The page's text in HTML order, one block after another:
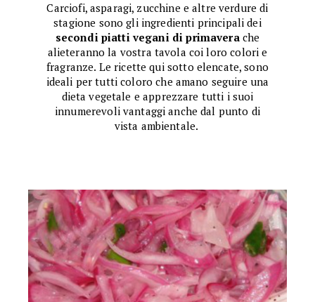
Carciofi, asparagi, zucchine e altre verdure di
stagione sono gli ingredienti principali dei
secondi piatti vegani di primaverache
alieteranno la vostra tavola coi loro colori e
fragranze. Le ricette qui sotto elencate, sono
ideali per tutti coloro che amano seguire una
dieta vegetale e apprezzare tutti i suoi
innumerevoli vantaggi anche dal punto di
vista ambientale.